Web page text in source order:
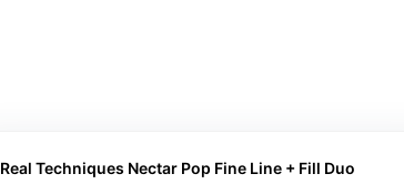
Real Techniques Nectar Pop Fine Line + Fill Duo